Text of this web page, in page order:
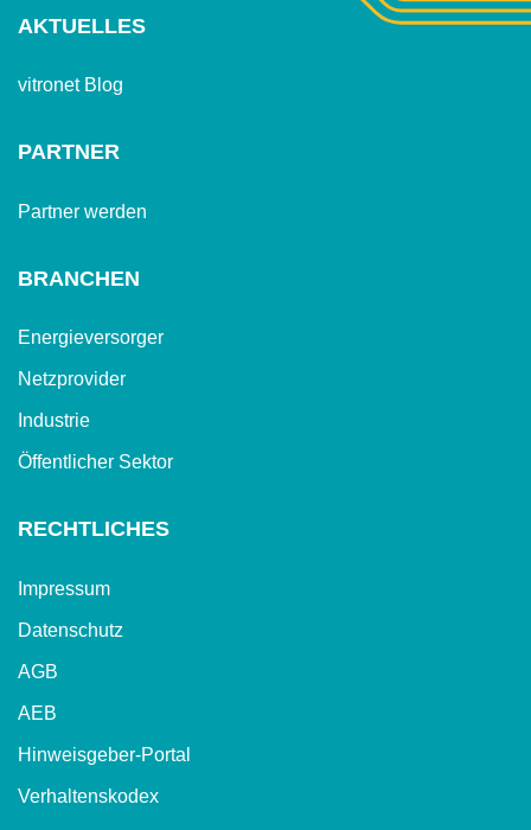
AKTUELLES
vitronet Blog
PARTNER
Partner werden
BRANCHEN
Energieversorger
Netzprovider
Industrie
Öffentlicher Sektor
RECHTLICHES
Impressum
Datenschutz
AGB
AEB
Hinweisgeber-Portal
Verhaltenskodex